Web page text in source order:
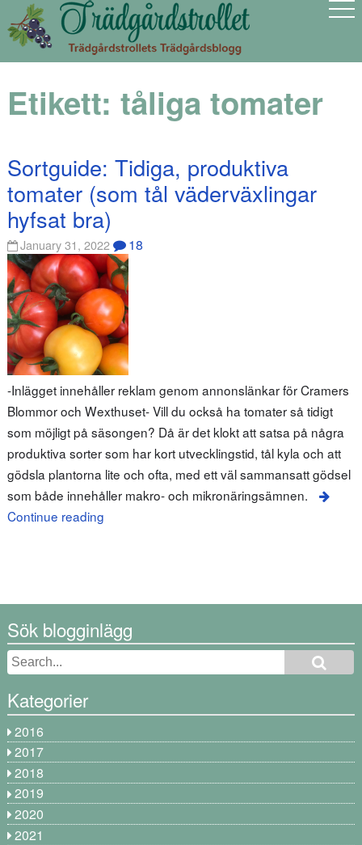
Etikett: tåliga tomater
Sortguide: Tidiga, produktiva
tomater (som tål väderväxlingar
hyfsat bra)
January 31, 2022 18
-Inlägget innehåller reklam genom annonslänkar för Cramers
Blommor och Wexthuset- Vill du också ha tomater så tidigt
som möjligt på säsongen? Då är det klokt att satsa på några
produktiva sorter som har kort utvecklingstid, tål kyla och att
gödsla plantorna lite och ofta, med ett väl sammansatt gödsel
som både innehåller makro- och mikronäringsämnen.
Continue reading
Sök blogginlägg
Kategorier
2016
2017
2018
2019
2020
2021